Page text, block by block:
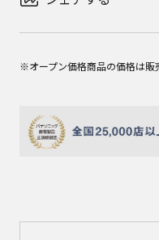
※オープン価格商品の価格は販